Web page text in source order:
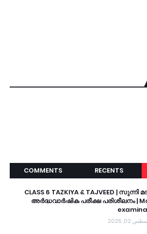
RECENTS
COMMENTS
CLASS 6 TAZKIYA & TAJVEED | സുന്നി
അർദ്ധവാർഷിക പരീക്ഷ പരിശീലനം |
02, 2025